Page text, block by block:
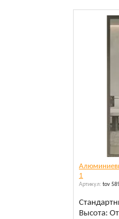
1
Артикул: tov
Высота: